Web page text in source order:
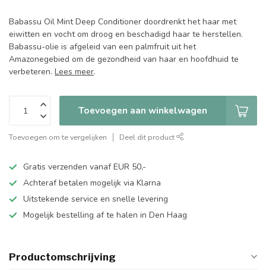
Babassu Oil Mint Deep Conditioner doordrenkt het haar met
eiwitten en vocht om droog en beschadigd haar te herstellen.
Babassu-olie is afgeleid van een palmfruit uit het
Amazonegebied om de gezondheid van haar en hoofdhuid te
verbeteren. Lees meer.
Toevoegen aan winkelwagen
Toevoegen om te vergelijken Deel dit product
Gratis verzenden vanaf EUR 50,-
Achteraf betalen mogelijk via Klarna
Uitstekende service en snelle levering
Mogelijk bestelling af te halen in Den Haag
Productomschrijving